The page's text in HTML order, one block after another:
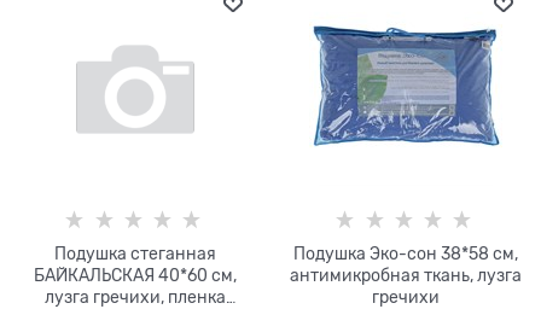
Подушка стеганная
БАЙКАЛЬСКАЯ 40*60 см,
лузга гречихи, пленка
Подушка Эко-сон 38*58 см,
антимикробная ткань, лузга
гречихи